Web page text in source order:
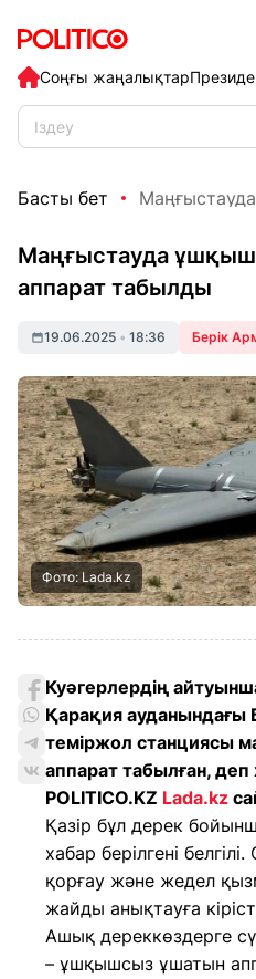
Соңғы жаңалықтар
Басты бет
Маңғыстауда
аппарат табылды
19.06.2025 • 18:36 Берік
Фото: Lada.kz
Куәгерлердің
Қарақия
теміржол станциясы
аппарат табылған,
POLITICO.KZ Lada.kz
Қазір бұл дерек
хабар берілгені
қорғау және жедел
жайды анықтауға
Ашық дереккөздерге
– ұшқышсыз ұшатын